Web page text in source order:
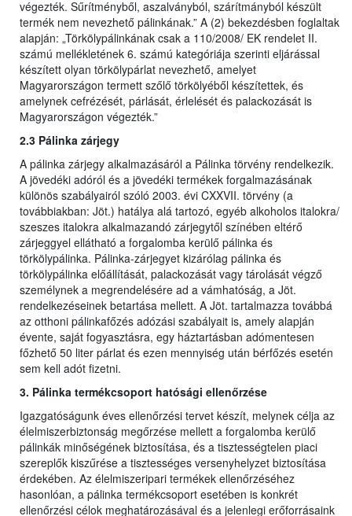
végezték. Sűrítményből, aszalványból, szárítmányból készült
termék nem nevezhető pálinkának.” A (2) bekezdésben foglaltak
alapján: „Törkölypálinkának csak a 110/2008/ EK rendelet II.
számú mellékletének 6. számú kategóriája szerinti eljárással
készített olyan törkölypárlat nevezhető, amelyet
Magyarországon termett szőlő törkölyéből készítettek, és
amelynek cefrézését, párlását, érlelését és palackozását is
Magyarországon végezték.”
2.3 Pálinka zárjegy
A pálinka zárjegy alkalmazásáról a Pálinka törvény rendelkezik.
A jövedéki adóról és a jövedéki termékek forgalmazásának
különös szabályairól szóló 2003. évi CXXVII. törvény (a
továbbiakban: Jöt.) hatálya alá tartozó, egyéb alkoholos italokra/
szeszes italokra alkalmazandó zárjegytől színében eltérő
zárjeggyel ellátható a forgalomba kerülő pálinka és
törkölypálinka. Pálinka-zárjegyet kizárólag pálinka és
törkölypálinka előállítását, palackozását vagy tárolását végző
személynek a megrendelésére ad a vámhatóság, a Jöt.
rendelkezéseinek betartása mellett. A Jöt. tartalmazza továbbá
az otthoni pálinkafőzés adózási szabályait is, amely alapján
évente, saját fogyasztásra, egy háztartásban adómentesen
főzhető 50 liter párlat és ezen mennyiség után bérfőzés esetén
sem kell adót fizetni.
3. Pálinka termékcsoport hatósági ellenőrzése
Igazgatóságunk éves ellenőrzési tervet készít, melynek célja az
élelmiszerbiztonság megőrzése mellett a forgalomba kerülő
pálinkák minőségének biztosítása, és a tisztességtelen piaci
szereplők kiszűrése a tisztességes versenyhelyzet biztosítása
érdekében. Az élelmiszeripari termékek ellenőrzéséhez
hasonlóan, a pálinka termékcsoport esetében is konkrét
ellenőrzési célok meghatározásával és a jelenlegi erőforrásaink